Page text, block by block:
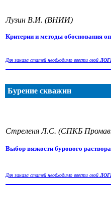
Лузин В.И. (ВНИИ)
Критерии и методы обоснования
Для заказа статей необходимо ввести свой
Бурение скважин
Стреленя Л.С. (СПКБ
Выбор вязкости бурового раствора
Для заказа статей необходимо ввести свой